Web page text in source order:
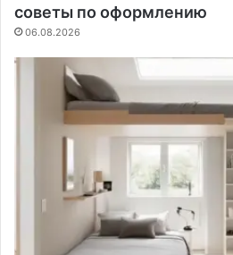
советы по оформлению
06.08.2026